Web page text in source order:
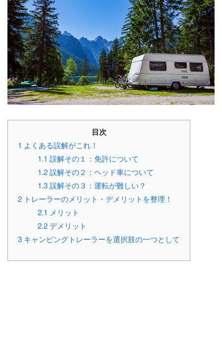
目次
1 よくある誤解がこれ！
1.1 誤解その１：免許について
1.2誤解その２：ヘッド車について
1.3誤解その３：運転が難しい？
2 トレーラーのメリット・デメリットを整理！
2.1 メリット
2.2 デメリット
3 キャンピングトレーラーを選択肢の一つとして